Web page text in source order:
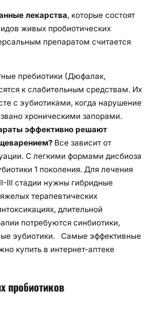
лекарства, которые состоят
живых пробиотических
препаратом считается
пребиотики (Дюфалак,
к слабительным средствам. Их
с эубиотиками, когда нарушение
хроническими запорами.
эффективно решают
Все зависит от
С легкими формами дисбиоза
1 поколения. Для лечения
III стадии нужны гибридные
терапевтических
длительной
потребуются синбиотики,
эубиотики. Самые эффективные
купить в интернет-аптеке
пробиотиков